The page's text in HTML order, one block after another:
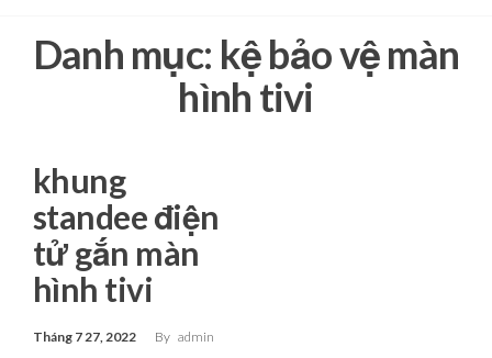
Danh mục: kệ bảo vệ màn
hình tivi
khung
standee điện
tử gắn màn
hình tivi
Tháng 7 27, 2022 By admin